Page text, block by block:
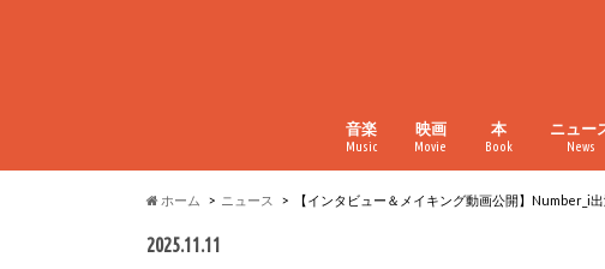
音楽
Music
映画
Movie
本
Book
ニュー
News
ホーム ニュース 【インタビュー＆メイキング動画公開】Number_i
2025.11.11